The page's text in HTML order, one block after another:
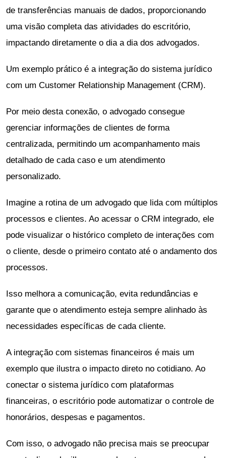
de transferências manuais de dados, proporcionando
uma visão completa das atividades do escritório,
impactando diretamente o dia a dia dos advogados.
Um exemplo prático é a integração do sistema jurídico
com um Customer Relationship Management (CRM).
Por meio desta conexão, o advogado consegue
gerenciar informações de clientes de forma
centralizada, permitindo um acompanhamento mais
detalhado de cada caso e um atendimento
personalizado.
Imagine a rotina de um advogado que lida com múltiplos
processos e clientes. Ao acessar o CRM integrado, ele
pode visualizar o histórico completo de interações com
o cliente, desde o primeiro contato até o andamento dos
processos.
Isso melhora a comunicação, evita redundâncias e
garante que o atendimento esteja sempre alinhado às
necessidades específicas de cada cliente.
A integração com sistemas financeiros é mais um
exemplo que ilustra o impacto direto no cotidiano. Ao
conectar o sistema jurídico com plataformas
financeiras, o escritório pode automatizar o controle de
honorários, despesas e pagamentos.
Com isso, o advogado não precisa mais se preocupar